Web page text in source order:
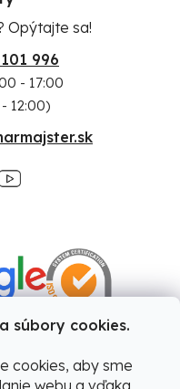
súbory cookies.
cookies, aby sme
webu a vďaka
Opýtajte sa!
996
- 17:00
12:00)